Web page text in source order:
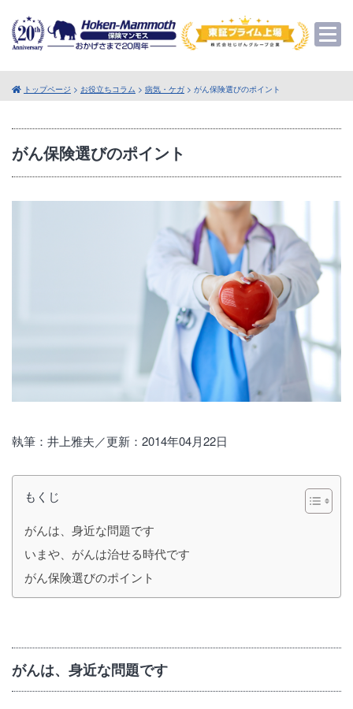
トップページ > お役立ちコラム > 病気・ケガ > がん保険選びのポイント
がん保険選びのポイント
執筆：井上雅夫／更新：2014年04月22日
もくじ
がんは、身近な問題です
いまや、がんは治せる時代です
がん保険選びのポイント
がんは、身近な問題です